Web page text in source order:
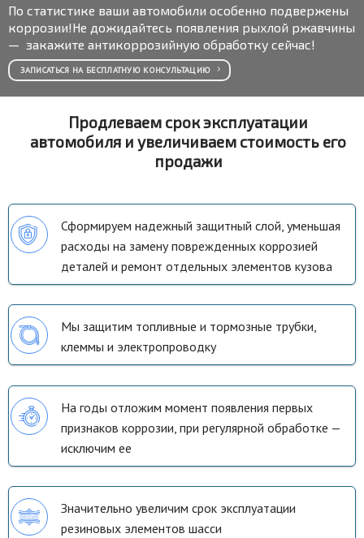
По статистике ваши автомобили особенно подвержены
коррозии!Не дожидайтесь появления рыхлой ржавчины
— закажите антикоррозийную обработку сейчас!
ЗАПИСАТЬСЯ НА БЕСПЛАТНУЮ КОНСУЛЬТАЦИЮ
Продлеваем срок эксплуатации
автомобиля и увеличиваем стоимость его
продажи
Сформируем надежный защитный слой, уменьшая
расходы на замену поврежденных коррозией
деталей и ремонт отдельных элементов кузова
Мы защитим топливные и тормозные трубки,
клеммы и электропроводку
На годы отложим момент появления первых
признаков коррозии, при регулярной обработке —
исключим ее
Значительно увеличим срок эксплуатации
резиновых элементов шасси